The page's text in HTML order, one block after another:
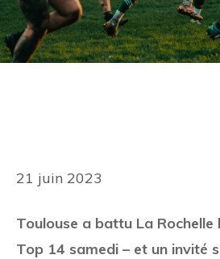
21 juin 2023
Toulouse a battu La
Top 14 samedi – et un invité